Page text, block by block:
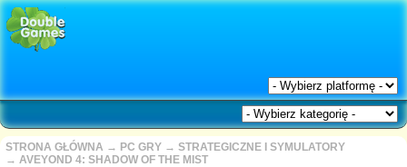
STRONA GŁÓWNA → PC GRY → STRATEGICZNE I SYMULATORY
→ AVEYOND 4: SHADOW OF THE MIST